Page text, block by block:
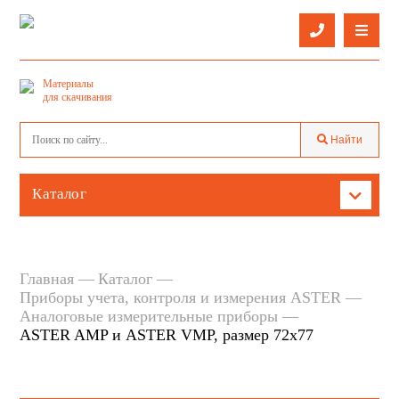
Каталог
Услуги
Материалы
для скачивания
Найти
Каталог
Светильники
Лампы
Главная
Каталог
Приборы учета, контроля и измерения ASTER
Аналоговые измерительные приборы
ASTER AMP и ASTER VMP, размер 72х77